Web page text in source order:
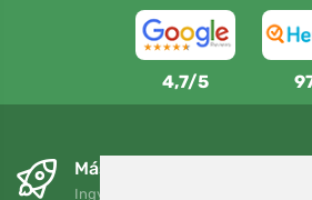
4,7/5
Másnapra és ingyenesen
Ingyenes szállítás a következő